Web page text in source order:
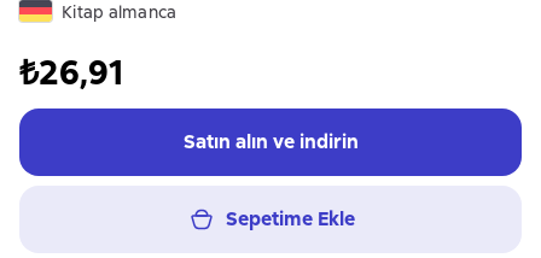
Kitap almanca
₺26,91
Satın alın ve indirin
Sepetime Ekle